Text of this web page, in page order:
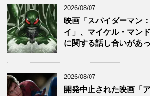
2026/08/07
映画「スパイダーマン
イ」、マイケル・マン
に関する話し合いがあ
2026/08/07
開発中止された映画「